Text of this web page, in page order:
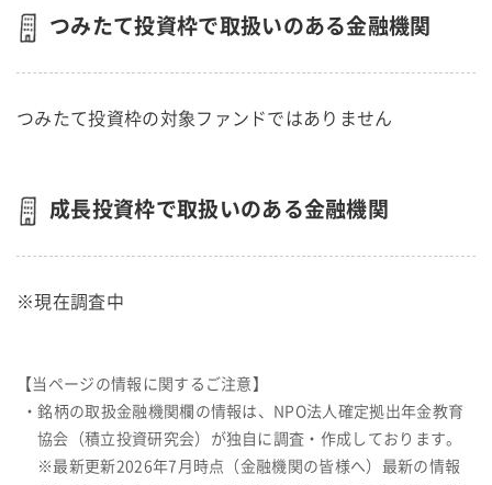
つみたて投資枠で取扱いのある金融機関
つみたて投資枠の対象ファンドではありません
成長投資枠で取扱いのある金融機関
※現在調査中
【当ページの情報に関するご注意】
・銘柄の取扱金融機関欄の情報は、NPO法人確定拠出年金教育
協会（積立投資研究会）が独自に調査・作成しております。
※最新更新2026年7月時点（金融機関の皆様へ）最新の情報